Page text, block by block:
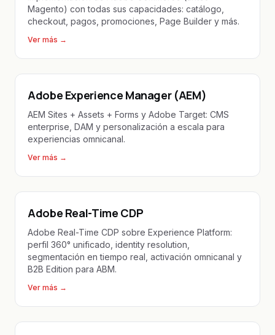
Magento) con todas sus capacidades: catálogo,
checkout, pagos, promociones, Page Builder y más.
Ver más →
Adobe Experience Manager (AEM)
AEM Sites + Assets + Forms y Adobe Target: CMS
enterprise, DAM y personalización a escala para
experiencias omnicanal.
Ver más →
Adobe Real-Time CDP
Adobe Real-Time CDP sobre Experience Platform:
perfil 360° unificado, identity resolution,
segmentación en tiempo real, activación omnicanal y
B2B Edition para ABM.
Ver más →